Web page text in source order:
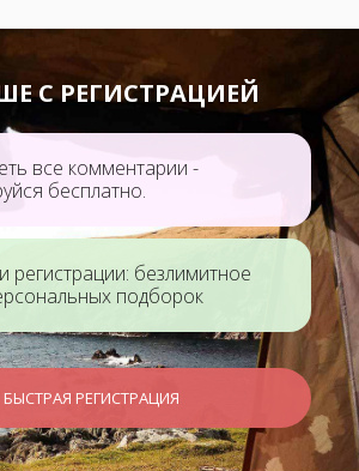
С РЕГИСТРАЦИЕЙ
все комментарии -
бесплатно.
регистрации: безлимитное
подборок
БЫСТРАЯ РЕГИСТРАЦИЯ